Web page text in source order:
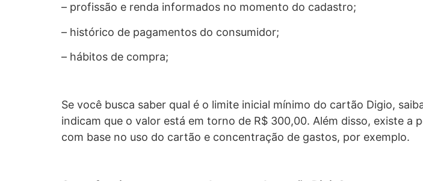
– profissão e renda informados no momento do cadastro;
– histórico de pagamentos do consumidor;
– hábitos de compra;
Se você busca saber qual é o limite inicial mínimo do cartão Digio,
indicam que o valor está em torno de R$ 300,00. Além disso, existe
com base no uso do cartão e concentração de gastos, por exemplo.